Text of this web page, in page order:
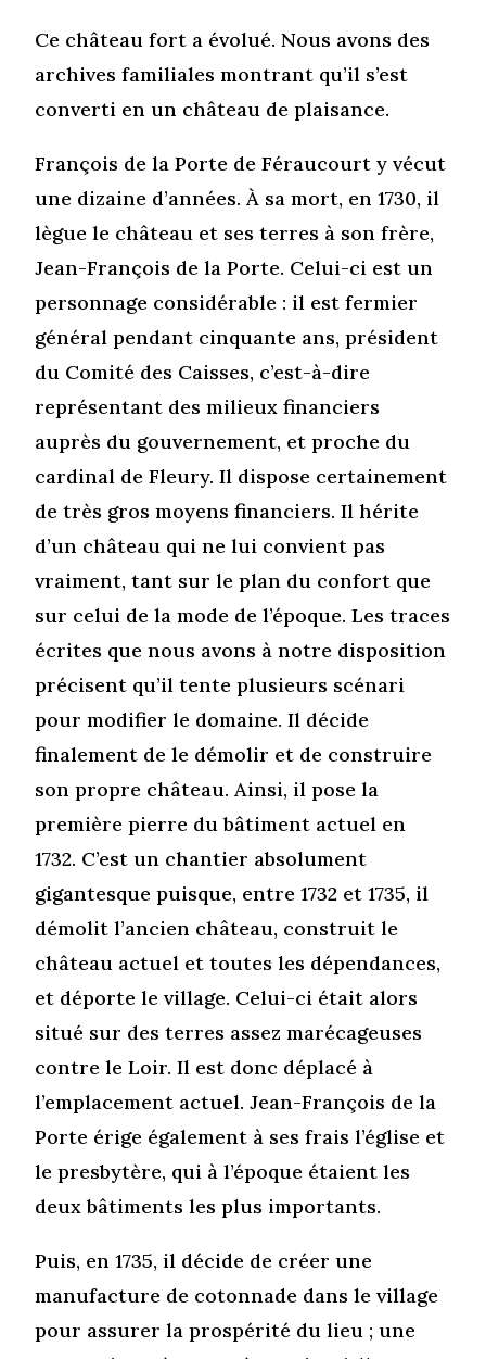
Ce château fort a évolué. Nous avons des
archives familiales montrant qu’il s’est
converti en un château de plaisance.
François de la Porte de Féraucourt y vécut
une dizaine d’années. À sa mort, en 1730, il
lègue le château et ses terres à son frère,
Jean-François de la Porte. Celui-ci est un
personnage considérable : il est fermier
général pendant cinquante ans, président
du Comité des Caisses, c’est-à-dire
représentant des milieux financiers
auprès du gouvernement, et proche du
cardinal de Fleury. Il dispose certainement
de très gros moyens financiers. Il hérite
d’un château qui ne lui convient pas
vraiment, tant sur le plan du confort que
sur celui de la mode de l’époque. Les traces
écrites que nous avons à notre disposition
précisent qu’il tente plusieurs scénari
pour modifier le domaine. Il décide
finalement de le démolir et de construire
son propre château. Ainsi, il pose la
première pierre du bâtiment actuel en
1732. C’est un chantier absolument
gigantesque puisque, entre 1732 et 1735, il
démolit l’ancien château, construit le
château actuel et toutes les dépendances,
et déporte le village. Celui-ci était alors
situé sur des terres assez marécageuses
contre le Loir. Il est donc déplacé à
l’emplacement actuel. Jean-François de la
Porte érige également à ses frais l’église et
le presbytère, qui à l’époque étaient les
deux bâtiments les plus importants.
Puis, en 1735, il décide de créer une
manufacture de cotonnade dans le village
pour assurer la prospérité du lieu ; une